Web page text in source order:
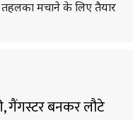
मचाने के लिए तैयार
गैंगस्टर बनकर लौटे